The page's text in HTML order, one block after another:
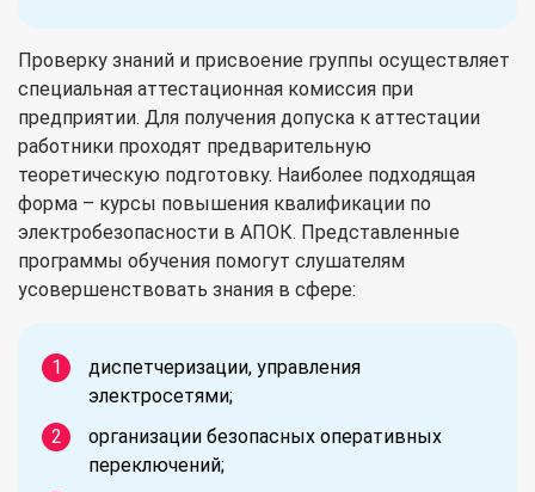
Проверку знаний и присвоение группы осуществляет
специальная аттестационная комиссия при
предприятии. Для получения допуска к аттестации
работники проходят предварительную
теоретическую подготовку. Наиболее подходящая
форма – курсы повышения квалификации по
электробезопасности в АПОК. Представленные
программы обучения помогут слушателям
усовершенствовать знания в сфере:
диспетчеризации, управления
электросетями;
организации безопасных оперативных
переключений;